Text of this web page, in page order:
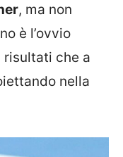
, ma non
è l’ovvio
che a
nella